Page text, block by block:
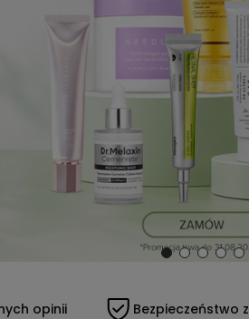
Bezpieczeństwo zakupów